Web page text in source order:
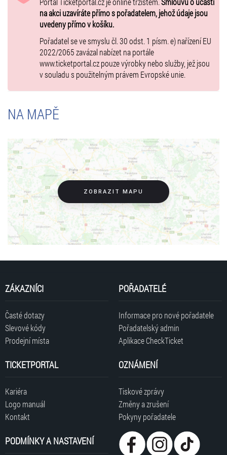
eTickets/mobileTickets, k dispozici jsou i prodejní místa Ticketportal.
slevy NE / děti do věku 5 let včetně zdarma bez nároku na vlastní
sedadlo / bezbariérový přístup ANO, Přízemí / vstupenka "Vozíčkář +
doprovod" umožňuje společný vstup dvou návštěvníků - vozíčkáře a
jedné osoby jako doprovod (obvykle standardní sedadlo + přístavek)
na akci uzavíráte přímo s pořadatelem, jehož údaje jsou
uvedeny přímo v košíku.
Pořadatel se ve smyslu čl. 30 odst. 1 písm. e) nařízení EU
2022/2065 zavázal nabízet na portále
www.ticketportal.cz pouze výrobky nebo služby, jež jsou
v souladu s použitelným právem Evropské unie.
NA MAPĚ
ZOBRAZIT MAPU
ZÁKAZNÍCI
Časté dotazy
Slevové kódy
Prodejní místa
POŘADATELÉ
Informace pro nové pořadatele
Pořadatelský admin
Aplikace CheckTicket
TICKETPORTAL
Kariéra
Logo manuál
Kontakt
OZNÁMENÍ
Tiskové zprávy
Změny a zrušení
Pokyny pořadatele
PODMÍNKY A NASTAVENÍ